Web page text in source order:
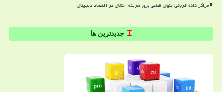
مراکز داده قربانی پنهان قطعی برق هزینه اختلال در اقتصاد دیجیتال
جدیدترین ها